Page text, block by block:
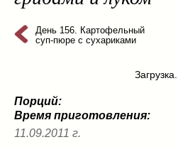
из слоеного теста
на пикник (13)
ни то, ни се (3)
сладкие блюда
супы(99)
борщ(5)
День 156. Картофельный
суп-пюре с сухариками
Загрузка...
Порций:
Время приготовления:
11.09.2011 г.